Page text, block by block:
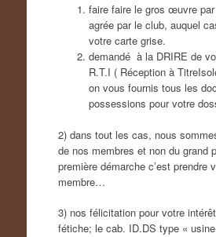
faire faire le gros œuvre
agrée par le club, auquel
votre carte grise.
demandé à la DRIRE de
R.T.I ( Réception à
on vous fournis tous les
possessions pour votre
2) dans tout les cas, nous
de nos membres et non du grand
première démarche c’est prendre
membre…
3) nos félicitation pour votre
fétiche; le cab. ID.DS type «